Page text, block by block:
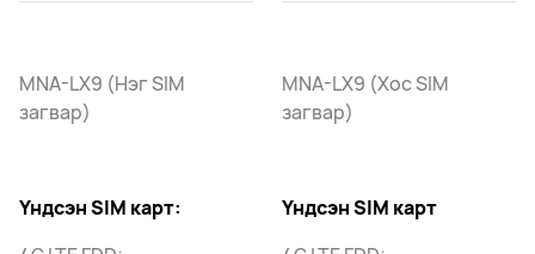
MNA-LX9 (Нэг SIM
загвар)
Үндсэн SIM карт:
MNA-LX9 (Хос SIM
загвар)
Үндсэн SIM карт